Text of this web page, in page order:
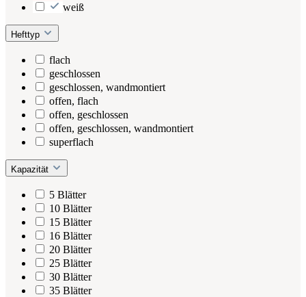
weiß
Hefttyp
flach
geschlossen
geschlossen, wandmontiert
offen, flach
offen, geschlossen
offen, geschlossen, wandmontiert
superflach
Kapazität
5 Blätter
10 Blätter
15 Blätter
16 Blätter
20 Blätter
25 Blätter
30 Blätter
35 Blätter